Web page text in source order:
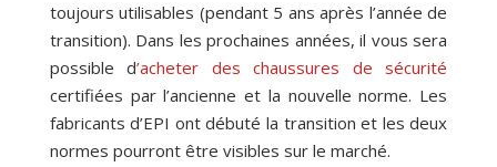
toujours utilisables (pendant 5 ans après l’année de
transition). Dans les prochaines années, il vous sera
possible d’acheter des chaussures de sécurité
certifiées par l’ancienne et la nouvelle norme. Les
fabricants d’EPI ont débuté la transition et les deux
normes pourront être visibles sur le marché.